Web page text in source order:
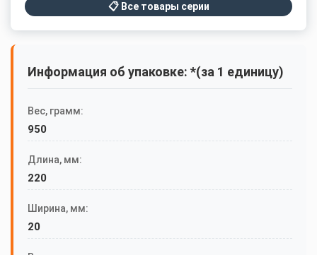
📋 Все товары серии
Информация об упаковке: *(за 1 единицу)
Вес, грамм:
950
Длина, мм:
220
Ширина, мм:
20